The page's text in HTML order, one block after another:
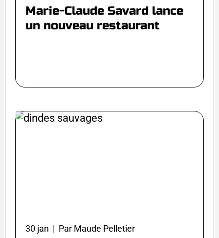
Marie-Claude Savard lance
un nouveau restaurant
30 jan | Par Maude Pelletier